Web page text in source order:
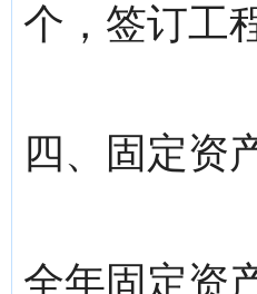
个，签订工
四、固定资
全年固定资